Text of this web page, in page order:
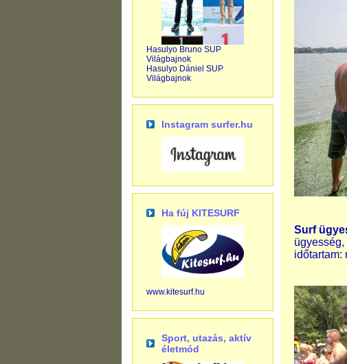
Hasulyo Bruno SUP
Világbajnok
Hasulyo Dániel SUP
Világbajnok
Instagram surfer.hu
Ha fúj KITESURF
www.kitesurf.hu
Sport, utazás, aktív
életmód
Surf
időtartam: